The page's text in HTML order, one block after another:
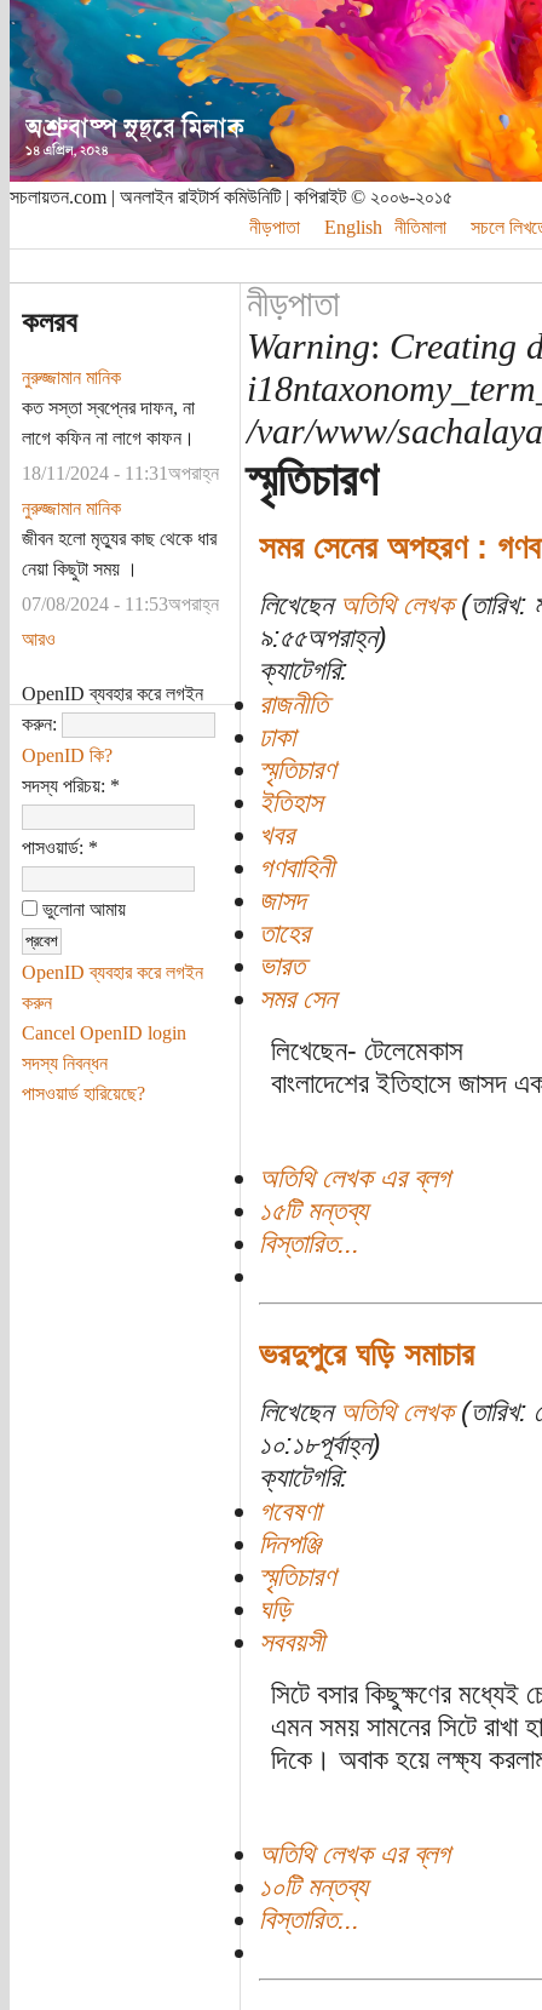
সচলায়তন.com | অনলাইন রাইটার্স কমিউনিটি | কপিরাইট © ২০০৬-২০১৫
নীড়পাতা
English নীতিমালা সচলে
কলরব
নুরুজ্জামান মানিক
কত সস্তা স্বপ্নের দাফন, না
লাগে কফিন না লাগে কাফন।
18/11/2024 - 11:31অপরাহ্ন
নুরুজ্জামান মানিক
জীবন হলো মৃত্যুর কাছ থেকে ধার
নেয়া কিছুটা সময় ।
07/08/2024 - 11:53অপরাহ্ন
আরও
OpenID ব্যবহার করে লগইন
করুন:
OpenID কি?
সদস্য পরিচয়: *
পাসওয়ার্ড: *
ভুলোনা আমায়
OpenID ব্যবহার করে লগইন
করুন
Cancel OpenID login
সদস্য নিবন্ধন
পাসওয়ার্ড হারিয়েছে?
নীড়পাতা
Warning: Creating
/var/www/
স্মৃতিচারণ
সমর সেনের অপহরণ :
লিখেছেন অতিথি লেখক(তারিখ:
৯:৫৫অপরাহ্ন)
ক্যাটেগরি:
রাজনীতি
ঢাকা
স্মৃতিচারণ
ইতিহাস
খবর
গণবাহিনী
জাসদ
তাহের
ভারত
সমর সেন
লিখেছেন- টেলেমেকাস
বাংলাদেশের ইতিহাসে জাসদ
অতিথি লেখক এর ব্লগ
১৫টি মন্তব্য
বিস্তারিত...
ভরদুপুরে ঘড়ি সমাচার
লিখেছেন অতিথি লেখক(তারিখ:
১০:১৮পূর্বাহ্ন)
ক্যাটেগরি:
গবেষণা
দিনপঞ্জি
স্মৃতিচারণ
ঘড়ি
সববয়সী
সিটে বসার কিছুক্ষণের মধ্যেই
এমন সময় সামনের সিটে রাখা
দিকে। অবাক হয়ে লক্ষ্য
অতিথি লেখক এর ব্লগ
১০টি মন্তব্য
বিস্তারিত...